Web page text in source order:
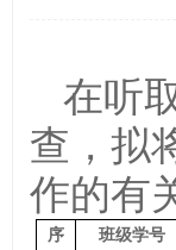
在听
查，拟
作的有
序
班级学号